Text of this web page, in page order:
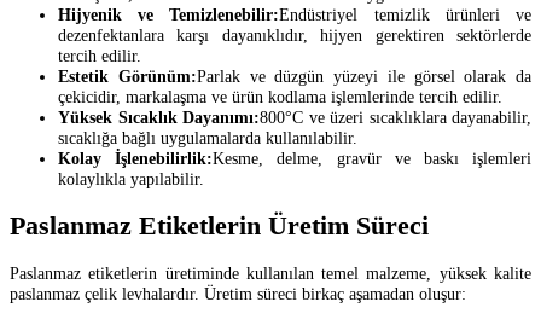
Hijyenik ve Temizlenebilir:Endüstriyel temizlik ürünleri ve
dezenfektanlara karşı dayanıklıdır, hijyen gerektiren sektörlerde
tercih edilir.
Estetik Görünüm:Parlak ve düzgün yüzeyi ile görsel olarak da
çekicidir, markalaşma ve ürün kodlama işlemlerinde tercih edilir.
Yüksek Sıcaklık Dayanımı:800°C ve üzeri sıcaklıklara dayanabilir,
sıcaklığa bağlı uygulamalarda kullanılabilir.
Kolay İşlenebilirlik:Kesme, delme, gravür ve baskı işlemleri
kolaylıkla yapılabilir.
Paslanmaz Etiketlerin Üretim Süreci
Paslanmaz etiketlerin üretiminde kullanılan temel malzeme, yüksek kalite
paslanmaz çelik levhalardır. Üretim süreci birkaç aşamadan oluşur: